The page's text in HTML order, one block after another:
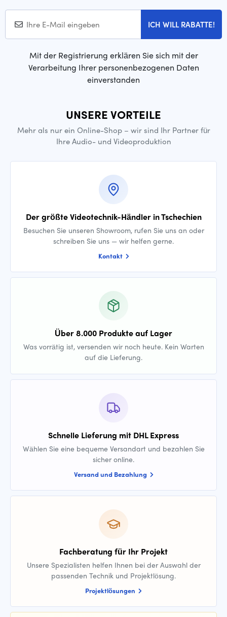
ICH WILL RABATTE!
Mit der Registrierung erklären Sie sich mit der
Verarbeitung Ihrer personenbezogenen Daten
einverstanden
UNSERE VORTEILE
Mehr als nur ein Online-Shop – wir sind Ihr Partner für
Ihre Audio- und Videoproduktion
Der größte Videotechnik-Händler in Tschechien
Besuchen Sie unseren Showroom, rufen Sie uns an oder
schreiben Sie uns — wir helfen gerne.
Kontakt
Über 8.000 Produkte auf Lager
Was vorrätig ist, versenden wir noch heute. Kein Warten
auf die Lieferung.
Schnelle Lieferung mit DHL Express
Wählen Sie eine bequeme Versandart und bezahlen Sie
sicher online.
Versand und Bezahlung
Fachberatung für Ihr Projekt
Unsere Spezialisten helfen Ihnen bei der Auswahl der
passenden Technik und Projektlösung.
Projektlösungen